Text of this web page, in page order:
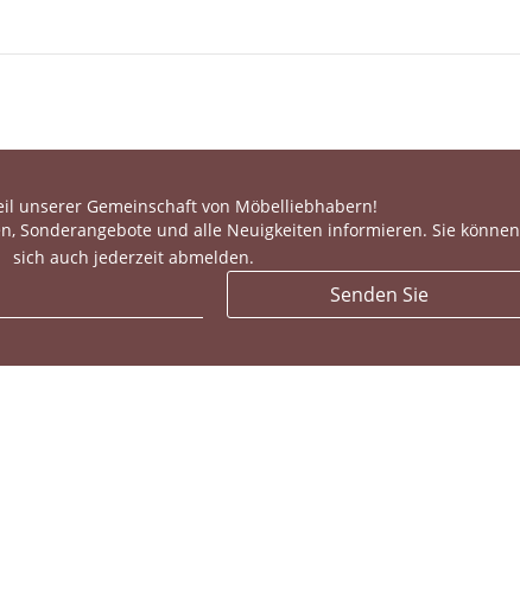
unserer Gemeinschaft von Möbelliebhabern!
Sonderangebote und alle Neuigkeiten informieren. Sie können
sich auch jederzeit abmelden.
Senden Sie